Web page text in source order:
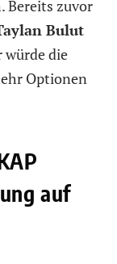
Bereits zuvor
Bulut
würde die
Optionen
auf